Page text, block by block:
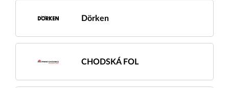
Dörken
CHODSKÁ FOL